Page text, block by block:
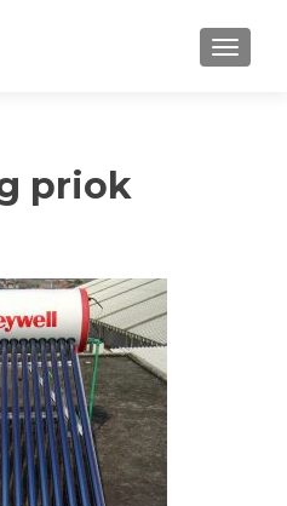
TUKAR
priok